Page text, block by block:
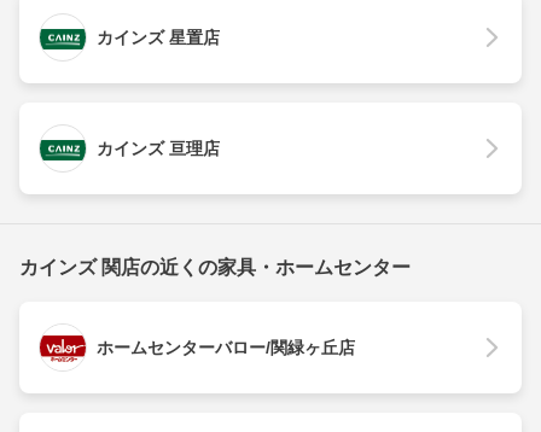
カインズ 星置店
カインズ 亘理店
カインズ 関店の近くの家具・ホームセンター
ホームセンターバロー/関緑ヶ丘店